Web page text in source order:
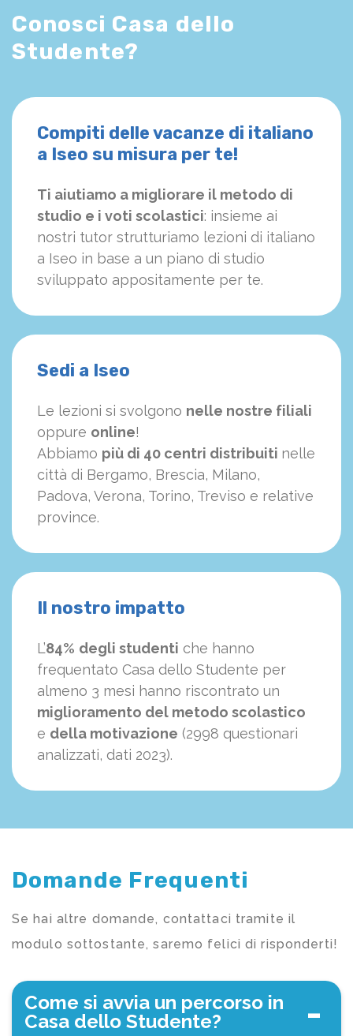
Conosci Casa dello
Studente?
Compiti delle vacanze di italiano
a Iseo su misura per te!
Ti aiutiamo a migliorare il metodo di
studio e i voti scolastici: insieme ai
nostri tutor strutturiamo lezioni di italiano
a Iseo in base a un piano di studio
sviluppato appositamente per te.
Sedi a Iseo
Le lezioni si svolgono nelle nostre filiali
oppure online!
Abbiamo più di 40 centri distribuiti nelle
città di Bergamo, Brescia, Milano,
Padova, Verona, Torino, Treviso e relative
province.
Il nostro impatto
L’84% degli studenti che hanno
frequentato Casa dello Studente per
almeno 3 mesi hanno riscontrato un
miglioramento del metodo scolastico
e della motivazione (2998 questionari
analizzati, dati 2023).
Domande Frequenti
Se hai altre domande, contattaci tramite il
modulo sottostante, saremo felici di risponderti!
Come si avvia un percorso in
Casa dello Studente?